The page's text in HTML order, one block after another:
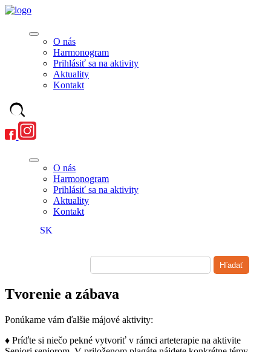
O nás
Harmonogram
Prihlásiť sa na aktivity
Aktuality
Kontakt
O nás
Harmonogram
Prihlásiť sa na aktivity
Aktuality
Kontakt
SK
Tvorenie a zábava
Ponúkame vám ďalšie májové aktivity:
♦️ Príďte si niečo pekné vytvoriť v rámci arteterapie na aktivite